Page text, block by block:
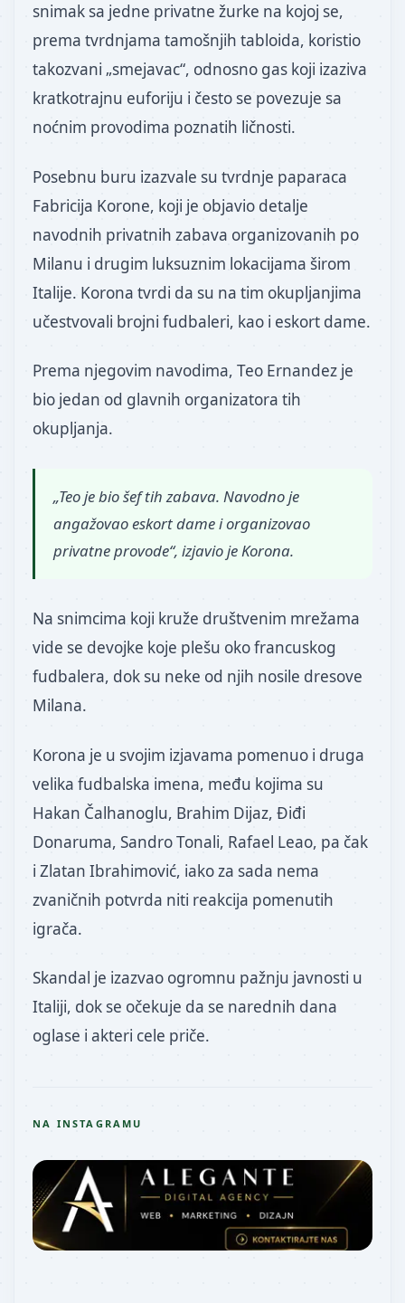
snimak sa jedne privatne žurke na kojoj se,
prema tvrdnjama tamošnjih tabloida, koristio
takozvani „smejavac“, odnosno gas koji izaziva
kratkotrajnu euforiju i često se povezuje sa
noćnim provodima poznatih ličnosti.
Posebnu buru izazvale su tvrdnje paparaca
Fabricija Korone, koji je objavio detalje
navodnih privatnih zabava organizovanih po
Milanu i drugim luksuznim lokacijama širom
Italije. Korona tvrdi da su na tim okupljanjima
učestvovali brojni fudbaleri, kao i eskort dame.
Prema njegovim navodima, Teo Ernandez je
bio jedan od glavnih organizatora tih
okupljanja.
„Teo je bio šef tih zabava. Navodno je
angažovao eskort dame i organizovao
privatne provode“, izjavio je Korona.
Na snimcima koji kruže društvenim mrežama
vide se devojke koje plešu oko francuskog
fudbalera, dok su neke od njih nosile dresove
Milana.
Korona je u svojim izjavama pomenuo i druga
velika fudbalska imena, među kojima su
Hakan Čalhanoglu, Brahim Dijaz, Điđi
Donaruma, Sandro Tonali, Rafael Leao, pa čak
i Zlatan Ibrahimović, iako za sada nema
zvaničnih potvrda niti reakcija pomenutih
igrača.
Skandal je izazvao ogromnu pažnju javnosti u
Italiji, dok se očekuje da se narednih dana
oglase i akteri cele priče.
NA INSTAGRAMU